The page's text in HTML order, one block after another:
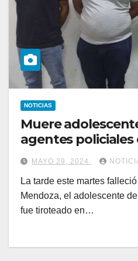
NOTICIAS
Muere
agentes policiales
MAYO 29, 2024
La tarde este martes
Mendoza, el adolescente
fue tiroteado en…